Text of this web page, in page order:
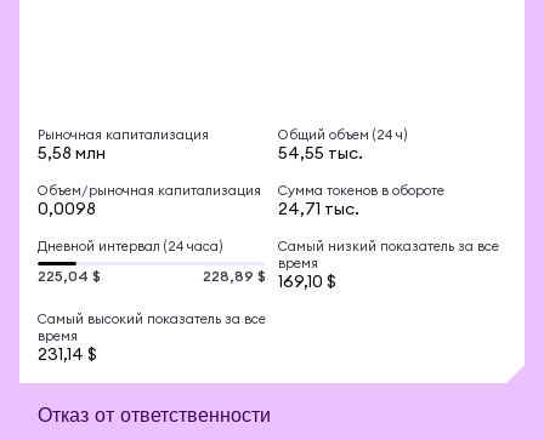
Рыночная капитализация
5,58 млн
Общий объем (24 ч)
54,55 тыс.
Объем/рыночная капитализация
0,0098
Сумма токенов в обороте
24,71 тыс.
Дневной интервал (24 часа)
225,04 $ 228,89 $
Самый низкий показатель за все
время
169,10 $
Самый высокий показатель за все
время
231,14 $
Отказ от ответственности